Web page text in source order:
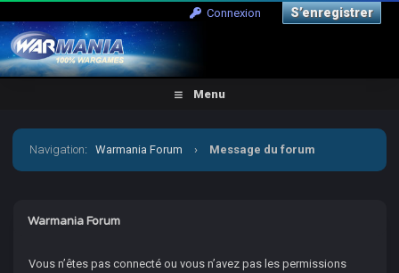
Connexion S’enregistrer
Menu
Navigation:Warmania Forum › Message du forum
Warmania Forum
Vous n’êtes pas connecté ou vous n’avez pas les permissions